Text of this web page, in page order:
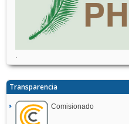
.
Transparencia
Comisionado